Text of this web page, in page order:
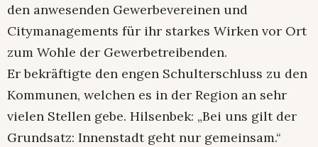
den anwesenden Gewerbevereinen und
Citymanagements für ihr starkes Wirken vor Ort
zum Wohle der Gewerbetreibenden.
Er bekräftigte den engen Schulterschluss zu den
Kommunen, welchen es in der Region an sehr
vielen Stellen gebe. Hilsenbek: „Bei uns gilt der
Grundsatz: Innenstadt geht nur gemeinsam.“